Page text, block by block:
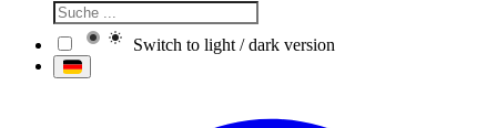
Switch to light / dark version